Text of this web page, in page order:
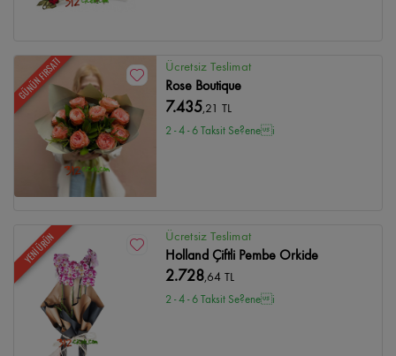
GÜNÜN FIRSATI Ücretsiz Teslimat
Rose Boutique
7.435,21 TL
2 - 4 - 6 Taksit Se?enei
YENİ ÜRÜN Ücretsiz Teslimat
Holland Çiftli Pembe Orkide
2.728,64 TL
2 - 4 - 6 Taksit Se?enei